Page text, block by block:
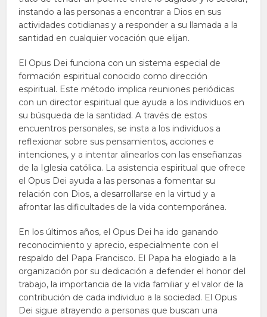
instando a las personas a encontrar a Dios en sus
actividades cotidianas y a responder a su llamada a la
santidad en cualquier vocación que elijan.
El Opus Dei funciona con un sistema especial de
formación espiritual conocido como dirección
espiritual. Este método implica reuniones periódicas
con un director espiritual que ayuda a los individuos en
su búsqueda de la santidad. A través de estos
encuentros personales, se insta a los individuos a
reflexionar sobre sus pensamientos, acciones e
intenciones, y a intentar alinearlos con las enseñanzas
de la Iglesia católica. La asistencia espiritual que ofrece
el Opus Dei ayuda a las personas a fomentar su
relación con Dios, a desarrollarse en la virtud y a
afrontar las dificultades de la vida contemporánea.
En los últimos años, el Opus Dei ha ido ganando
reconocimiento y aprecio, especialmente con el
respaldo del Papa Francisco. El Papa ha elogiado a la
organización por su dedicación a defender el honor del
trabajo, la importancia de la vida familiar y el valor de la
contribución de cada individuo a la sociedad. El Opus
Dei sigue atrayendo a personas que buscan una